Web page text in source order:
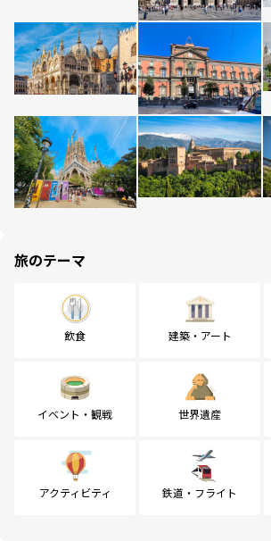
旅のテーマ
飲食 建築・アート
イベント・観戦 世界遺産
アクティビティ 鉄道・フライト